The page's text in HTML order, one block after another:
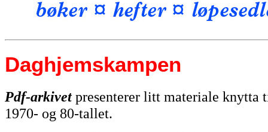
Daghjemskampen
Pdf-arkivetpresenterer litt materiale knytta
1970- og 80-tallet.